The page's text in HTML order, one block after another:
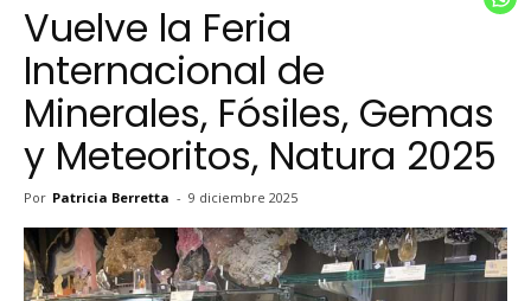
Vuelve la Feria
Internacional de
Minerales, Fósiles, Gemas
y Meteoritos, Natura 2025
Por Patricia Berretta - 9 diciembre 2025